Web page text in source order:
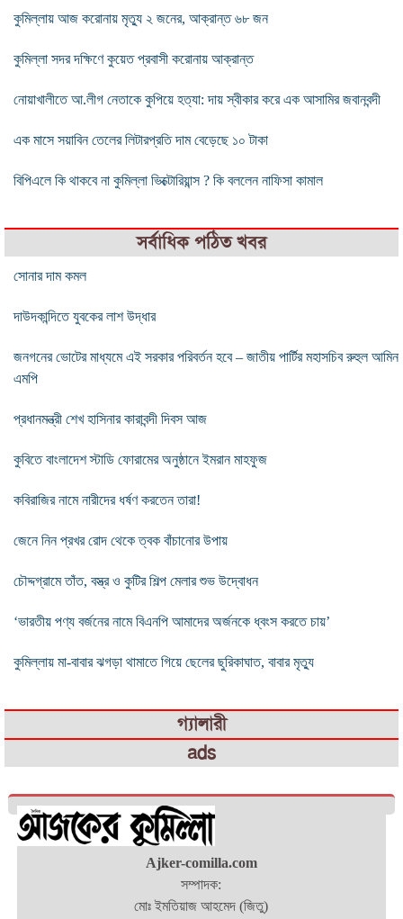
কুমিল্লায় আজ করোনায় মৃত্যু ২ জনের, আক্রান্ত ৬৮ জন
কুমিল্লা সদর দক্ষিণে কুয়েত প্রবাসী করোনায় আক্রান্ত
নোয়াখালীতে আ.লীগ নেতাকে কুপিয়ে হত্যা: দায় স্বীকার করে এক আসামির জবানবন্দী
এক মাসে সয়াবিন তেলের লিটারপ্রতি দাম বেড়েছে ১০ টাকা
বিপিএলে কি থাকবে না কুমিল্লা ভিক্টোরিয়ান্স ? কি বললেন নাফিসা কামাল
সর্বাধিক পঠিত খবর
সোনার দাম কমল
দাউদকান্দিতে যুবকের লাশ উদ্ধার
জনগনের ভোটের মাধ্যমে এই সরকার পরিবর্তন হবে – জাতীয় পার্টির মহাসচিব রুহুল আমিন
এমপি
প্রধানমন্ত্রী শেখ হাসিনার কারাবন্দী দিবস আজ
কুবিতে বাংলাদেশ স্টাডি ফোরামের অনুষ্ঠানে ইমরান মাহফুজ
কবিরাজির নামে নারীদের ধর্ষণ করতেন তারা!
জেনে নিন প্রখর রোদ থেকে ত্বক বাঁচানোর উপায়
চৌদ্দগ্রামে তাঁত, বস্ত্র ও কুটির শিল্প মেলার শুভ উদ্বোধন
‘ভারতীয় পণ্য বর্জনের নামে বিএনপি আমাদের অর্জনকে ধ্বংস করতে চায়’
কুমিল্লায় মা-বাবার ঝগড়া থামাতে গিয়ে ছেলের ছুরিকাঘাত, বাবার মৃত্যু
গ্যালারী
ads
Ajker-comilla.com
সম্পাদক:
মোঃ ইমতিয়াজ আহমেদ (জিতু)